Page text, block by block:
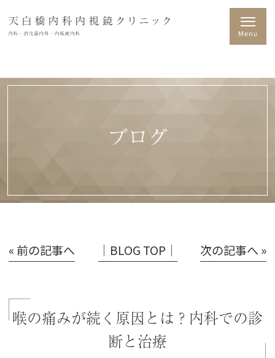
ブログ
« 前の記事へ │BLOG TOP│ 次の記事へ »
喉の痛みが続く原因とは？内科での診
断と治療